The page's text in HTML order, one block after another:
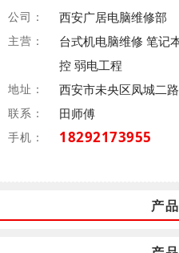
公司： 西安广居电脑维修部
主营：
台式机电脑维修 笔记
控 弱电工程
地址： 西安市未央区凤城二
联系： 田师傅
手机： 18292173955
产